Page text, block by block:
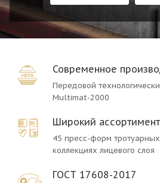
Современное
Передовой
Multimat-2000
Широкий ассортимент
45 пресс-форм
коллекциях лицевого слоя
ГОСТ 17608-2017